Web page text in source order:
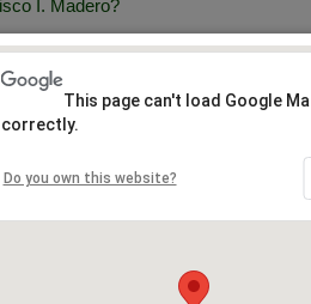
I. Madero?
This page can't load Google
correctly.
Do you own this website?